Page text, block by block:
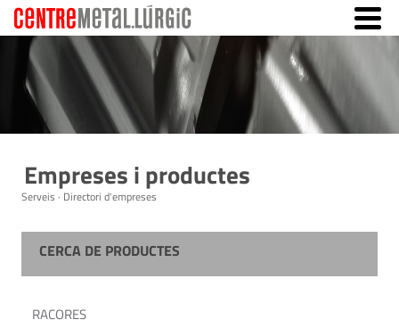
Empreses i productes
Serveis · Directori d'empreses
CERCA DE PRODUCTES
RACORES